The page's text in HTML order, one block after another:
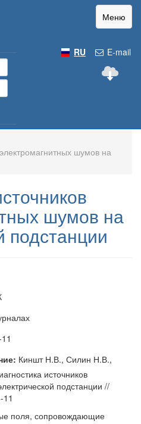
Меню
E-mail
RU
шумов на
шумов на
подстанции
Киншт Н.В., Силин Н.В.,
источников
подстанции //
поля, сопровождающие